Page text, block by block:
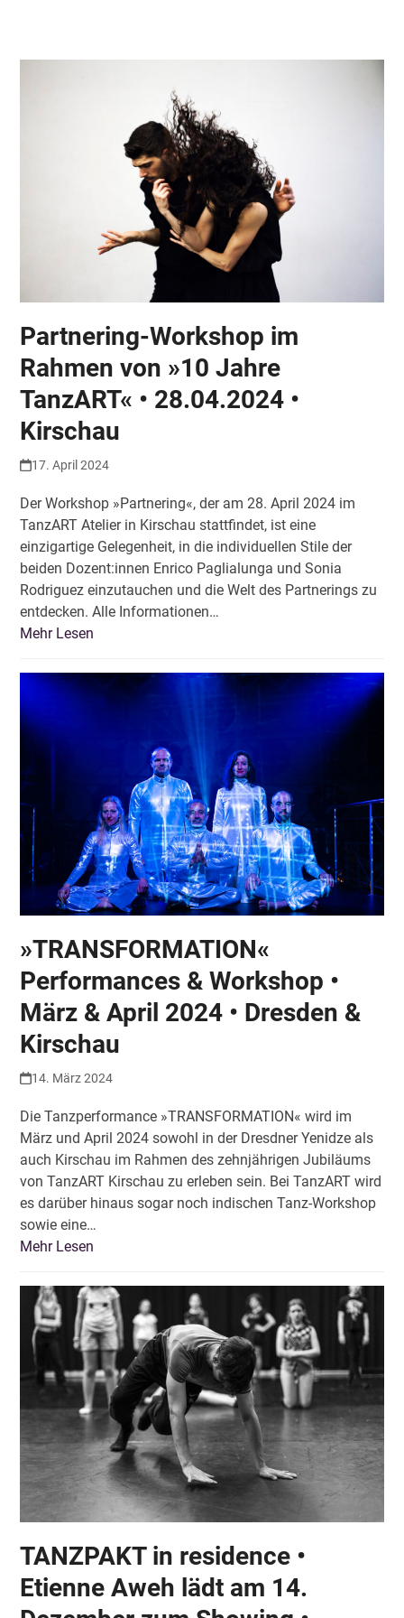
Partnering-Workshop im
Rahmen von »10 Jahre
TanzART« • 28.04.2024 •
Kirschau
17. April 2024
Der Workshop »Partnering«, der am 28. April 2024 im
TanzART Atelier in Kirschau stattfindet, ist eine
einzigartige Gelegenheit, in die individuellen Stile der
beiden Dozent:innen Enrico Paglialunga und Sonia
Rodriguez einzutauchen und die Welt des Partnerings zu
entdecken. Alle Informationen…
Mehr Lesen
»TRANSFORMATION«
Performances & Workshop •
März & April 2024 • Dresden &
Kirschau
14. März 2024
Die Tanzperformance »TRANSFORMATION« wird im
März und April 2024 sowohl in der Dresdner Yenidze als
auch Kirschau im Rahmen des zehnjährigen Jubiläums
von TanzART Kirschau zu erleben sein. Bei TanzART wird
es darüber hinaus sogar noch indischen Tanz-Workshop
sowie eine…
Mehr Lesen
TANZPAKT in residence •
Etienne Aweh lädt am 14.